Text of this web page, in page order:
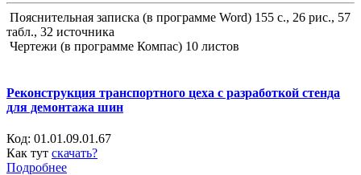
Пояснительная записка (в программе Word) 155 с., 26 рис., 57
табл., 32 источника
Чертежи (в программе Компас) 10 листов
Реконструкция транспортного цеха с разработкой стенда
для демонтажа шин
Код: 01.01.09.01.67
Как тут скачать?
Подробнее